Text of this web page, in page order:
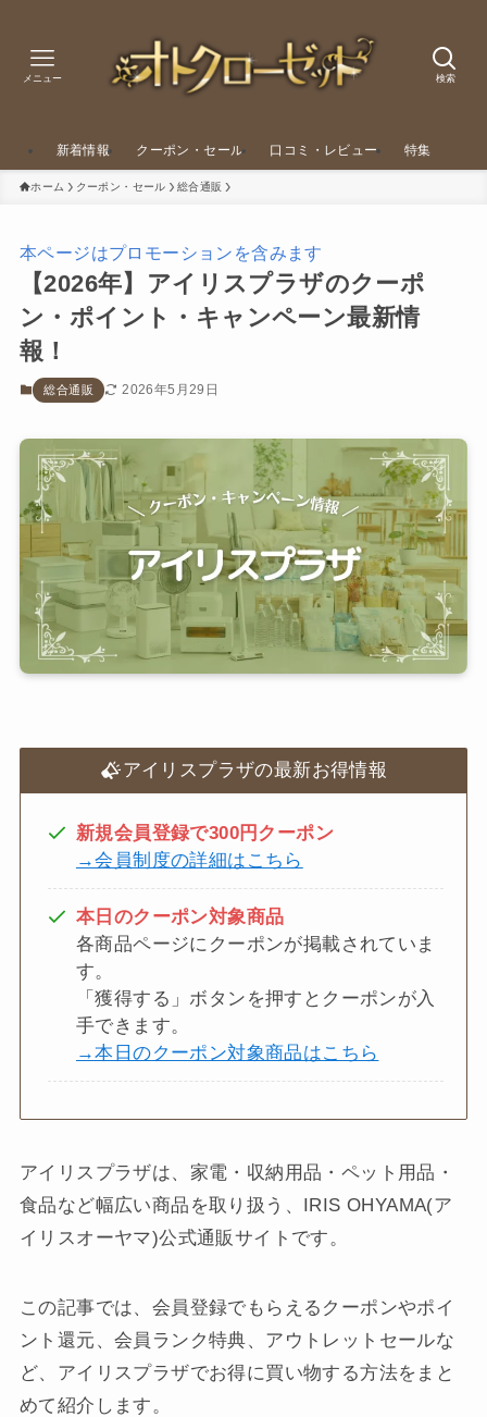
検索
メニュー
新着情報 クーポン・セール 口コミ・レビュー 特集
ホーム クーポン・セール 総合通販
本ページはプロモーションを含みます
【2026年】アイリスプラザのクーポ
ン・ポイント・キャンペーン最新情
報！
総合通販 2026年5月29日
アイリスプラザの最新お得情報
新規会員登録で300円クーポン
→会員制度の詳細はこちら
本日のクーポン対象商品
各商品ページにクーポンが掲載されていま
す。
「獲得する」ボタンを押すとクーポンが入
手できます。
→本日のクーポン対象商品はこちら
アイリスプラザは、家電・収納用品・ペット用品・
食品など幅広い商品を取り扱う、IRIS OHYAMA(ア
イリスオーヤマ)公式通販サイトです。
この記事では、会員登録でもらえるクーポンやポイ
ント還元、会員ランク特典、アウトレットセールな
ど、アイリスプラザでお得に買い物する方法をまと
めて紹介します。